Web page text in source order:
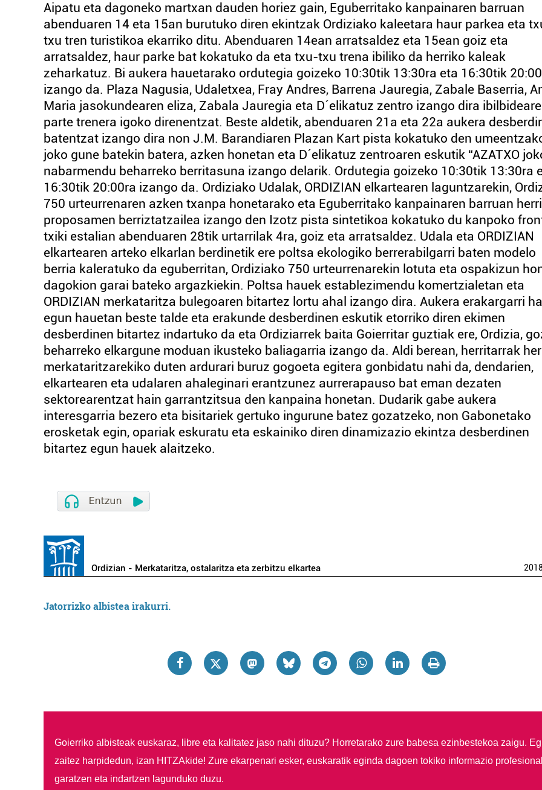
Aipatu eta dagoneko martxan dauden horiez gain, Eguberritako kanpainaren barruan
abenduaren 14 eta 15an burutuko diren ekintzak Ordiziako kaleetara haur parkea eta
txu tren turistikoa ekarriko ditu. Abenduaren 14ean arratsaldez eta 15ean goiz eta
arratsaldez, haur parke bat kokatuko da eta txu-txu trena ibiliko da herriko kaleak
zeharkatuz. Bi aukera hauetarako ordutegia goizeko 10:30tik 13:30ra eta 16:30tik
izango da. Plaza Nagusia, Udaletxea, Fray Andres, Barrena Jauregia, Zabale Baserria,
Maria jasokundearen eliza, Zabala Jauregia eta D´elikatuz zentro izango dira
parte trenera igoko direnentzat. Beste aldetik, abenduaren 21a eta 22a aukera
batentzat izango dira non J.M. Barandiaren Plazan Kart pista kokatuko den
joko gune batekin batera, azken honetan eta D´elikatuz zentroaren eskutik “AZATXO
nabarmendu beharreko berritasuna izango delarik. Ordutegia goizeko 10:30tik 13:30ra
16:30tik 20:00ra izango da. Ordiziako Udalak, ORDIZIAN elkartearen laguntzarekin,
750 urteurrenaren azken txanpa honetarako eta Eguberritako kanpainaren barruan
proposamen berriztatzailea izango den Izotz pista sintetikoa kokatuko du kanpoko
txiki estalian abenduaren 28tik urtarrilak 4ra, goiz eta arratsaldez. Udala eta ORDIZIAN
elkartearen arteko elkarlan berdinetik ere poltsa ekologiko berrerabilgarri baten modelo
berria kaleratuko da eguberritan, Ordiziako 750 urteurrenarekin lotuta eta ospakizun
dagokion garai bateko argazkiekin. Poltsa hauek establezimendu komertzialetan eta
ORDIZIAN merkataritza bulegoaren bitartez lortu ahal izango dira. Aukera erakargarri
egun hauetan beste talde eta erakunde desberdinen eskutik etorriko diren ekimen
desberdinen bitartez indartuko da eta Ordiziarrek baita Goierritar guztiak ere, Ordizia,
beharreko elkargune moduan ikusteko baliagarria izango da. Aldi berean, herritarrak
merkataritzarekiko duten ardurari buruz gogoeta egitera gonbidatu nahi da, dendarien,
elkartearen eta udalaren ahaleginari erantzunez aurrerapauso bat eman dezaten
sektorearentzat hain garrantzitsua den kanpaina honetan. Dudarik gabe aukera
interesgarria bezero eta bisitariek gertuko ingurune batez gozatzeko, non Gabonetako
erosketak egin, opariak eskuratu eta eskainiko diren dinamizazio ekintza desberdinen
bitartez egun hauek alaitzeko.
Ordizian - Merkataritza, ostalaritza eta zerbitzu elkartea
Jatorrizko albistea irakurri.
Goierriko albisteak euskaraz, libre eta kalitatez jaso nahi dituzu? Horretarako zure babesa ezinbestekoa zaigu.
zaitez harpidedun, izan HITZAkide! Zure ekarpenari esker, euskaratik eginda dagoen tokiko informazio
garatzen eta indartzen lagunduko duzu.